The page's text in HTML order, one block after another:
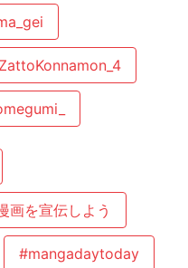
画を宣伝しよう
#mangadaytoday